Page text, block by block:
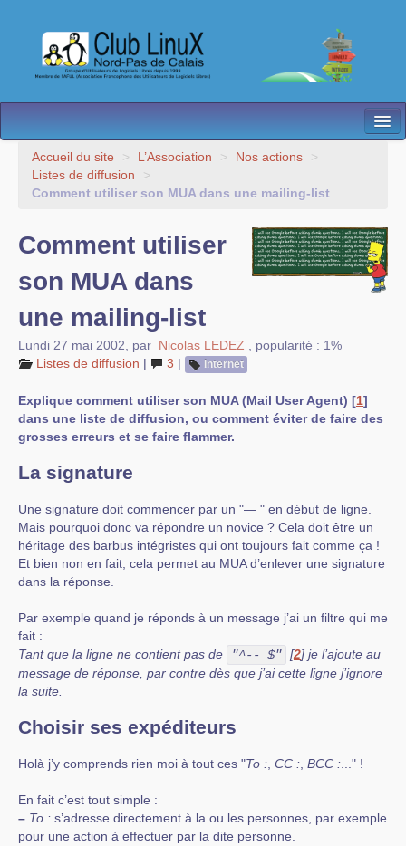
L’Association
Nos Activités
Accueil du site > L’Association > Nos actions
>
Listes de diffusion
>
Comment utiliser son MUA dans une mailing-list
Comment utiliser
son MUA dans
une mailing-list
Lundi 27 mai 2002 par Nicolas LEDEZ
popularité : 1%
Listes de diffusion | 3 | Internet
Explique comment utiliser son MUA (Mail User Agent) [1]
dans une liste de diffusion, ou comment éviter de faire des
grosses erreurs et se faire flammer.
La signature
Une signature doit commencer par un "— " en début de ligne.
Mais pourquoi donc va répondre un novice ? Cela doit être un
héritage des barbus intégristes qui ont toujours fait comme ça !
Et bien non en fait, cela permet au MUA d’enlever une signature
dans la réponse.
Par exemple quand je réponds à un message j’ai un filtre qui me
fait :
Tant que la ligne ne contient pas de
"^-- $" [2] je l’ajoute au
message de réponse, par contre dès que j’ai cette ligne j’ignore
la suite.
Choisir ses expéditeurs
Holà j’y comprends rien moi à tout ces "To : CC : BCC : ..." !
En fait c’est tout simple :
– To : s’adresse directement à la ou les personnes, par exemple
pour une action à effectuer par la dite personne.